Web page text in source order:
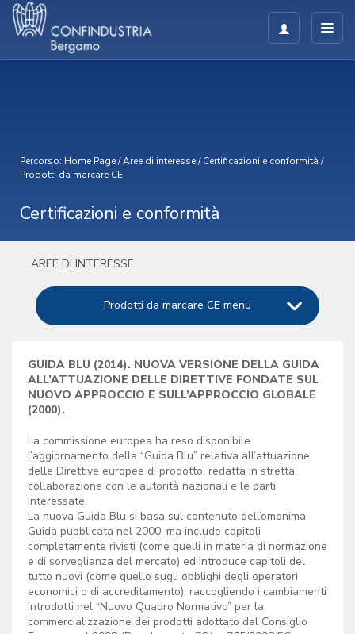
Percorso: Home Page/Aree di interesse/Certificazioni e conformità /
Prodotti da marcare CE
Certificazioni e conformità
AREE DI INTERESSE
Prodotti da marcare CE menu
GUIDA BLU (2014). NUOVA VERSIONE DELLA GUIDA
ALL’ATTUAZIONE DELLE DIRETTIVE FONDATE SUL
NUOVO APPROCCIO E SULL’APPROCCIO GLOBALE
(2000).
La commissione europea ha reso disponibile
l’aggiornamento della “Guida Blu” relativa all’attuazione
delle Direttive europee di prodotto, redatta in stretta
collaborazione con le autorità nazionali e le parti
interessate.
La nuova Guida Blu si basa sul contenuto dell’omonima
Guida pubblicata nel 2000, ma include capitoli
completamente rivisti (come quelli in materia di normazione
e di sorveglianza del mercato) ed introduce capitoli del
tutto nuovi (come quello sugli obblighi degli operatori
economici o di accreditamento), raccogliendo i cambiamenti
introdotti nel “Nuovo Quadro Normativo” per la
commercializzazione dei prodotti adottato dal Consiglio